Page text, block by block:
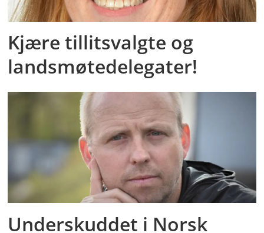
Kjære tillitsvalgte og
landsmøtedelegater!
Underskuddet i Norsk